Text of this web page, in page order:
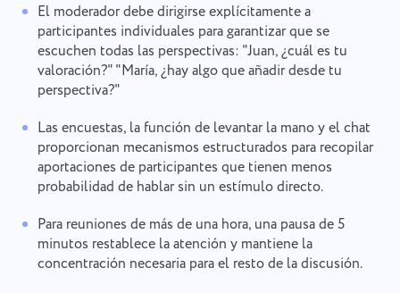
El moderador debe dirigirse explícitamente a
participantes individuales para garantizar que se
escuchen todas las perspectivas: "Juan, ¿cuál es tu
valoración?" "María, ¿hay algo que añadir desde tu
perspectiva?"
Las encuestas, la función de levantar la mano y el chat
proporcionan mecanismos estructurados para recopilar
aportaciones de participantes que tienen menos
probabilidad de hablar sin un estímulo directo.
Para reuniones de más de una hora, una pausa de 5
minutos restablece la atención y mantiene la
concentración necesaria para el resto de la discusión.
con laPolítica de privacidad.
Enviar